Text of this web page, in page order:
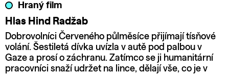
Hraný film
Hlas Hind Radžab
Dobrovolníci Červeného půlměsíce přijímají tísňové
volání. Šestiletá dívka uvízla v autě pod palbou v
Gaze a prosí o záchranu. Zatímco se ji humanitární
pracovníci snaží udržet na lince, dělají vše, co je v